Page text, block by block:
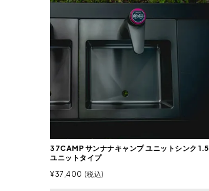
37CAMP サンナナキャンプ ユニットシンク 1.5
ユニットタイプ
¥37,400 税込